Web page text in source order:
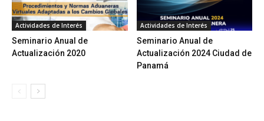
Actividades de Interés
Seminario Anual de
Actualización 2020
Actividades de Interés
Seminario Anual de
Actualización 2024 Ciudad de
Panamá